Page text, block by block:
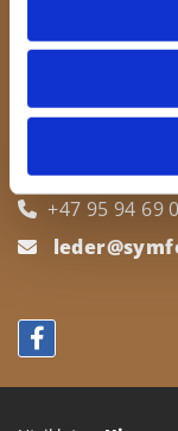
Postboks 711,
 +47 95 94 69
